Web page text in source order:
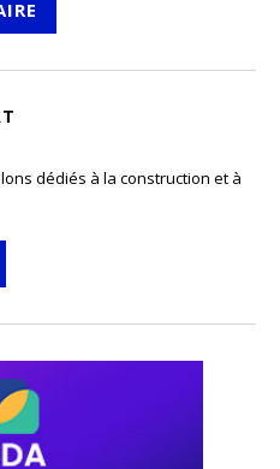
dédiés à la construction et à